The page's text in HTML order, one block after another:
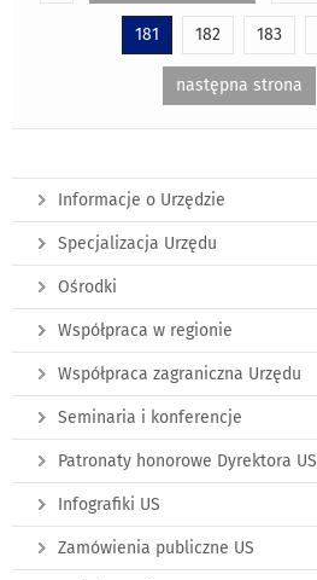
181 182 183
następna strona
Informacje o Urzędzie
Specjalizacja Urzędu
Ośrodki
Współpraca w regionie
Współpraca zagraniczna Urzędu
Seminaria i konferencje
Patronaty honorowe Dyrektora US
Infografiki US
Zamówienia publiczne US